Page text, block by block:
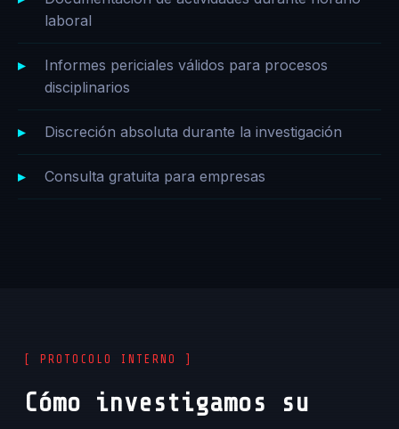
laboral
Informes periciales válidos para procesos
disciplinarios
Discreción absoluta durante la investigación
Consulta gratuita para empresas
[ PROTOCOLO INTERNO ]
Cómo investigamos su